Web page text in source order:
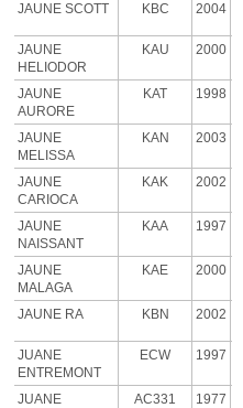
JAUNE SCOTT KBC 2004
JAUNE
HELIODOR
KAU 2000
JAUNE
AURORE
KAT 1998
JAUNE
MELISSA
KAN 2003
JAUNE
CARIOCA
KAK 2002
JAUNE
NAISSANT
KAA 1997
JAUNE
MALAGA
KAE 2000
JAUNE RA KBN 2002
JUANE
ENTREMONT
ECW 1997
JUANE
AC331 1977